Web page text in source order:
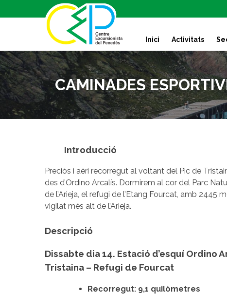
k
t
o
c
o
n
Inici Activitats
CAMINADES
Introducció
Preciós i aèri recorregut al voltant del Pic de
des d’Ordino Arcalís. Dormirem al cor del Parc
de l’Arieja, el refugi de l’Etang Fourcat, amb 2445
vigilat més alt de l’Arieja.
Descripció
Dissabte dia 14. Estació d’esquí Ordino
Tristaina – Refugi de Fourcat
Recorregut: 9,1 quilòmetres